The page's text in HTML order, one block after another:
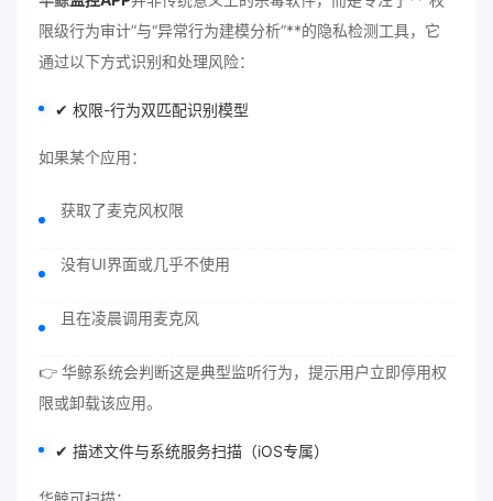
限级行为审计”与“异常行为建模分析”**的隐私检测工具，它
通过以下方式识别和处理风险：
✔ 权限-行为双匹配识别模型
如果某个应用：
获取了麦克风权限
没有UI界面或几乎不使用
且在凌晨调用麦克风
👉 华鲸系统会判断这是典型监听行为，提示用户立即停用权
限或卸载该应用。
✔ 描述文件与系统服务扫描（iOS专属）